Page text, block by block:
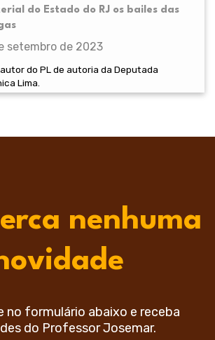
do Estado do RJ os bailes das
setembro de 2023
do PL de autoria da Deputada
Lima.
nenhuma
no formulário abaixo e receba
do Professor Josemar.